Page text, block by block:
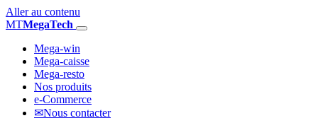
Aller au contenu
MTMegaTech
Mega-win
Mega-caisse
Mega-resto
Nos produits
e-Commerce
✉Nous contacter